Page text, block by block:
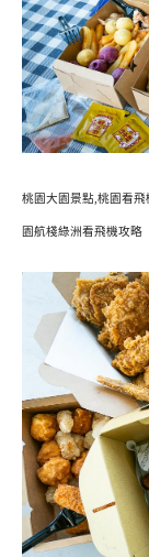
桃園大園景點,桃園看
園航棧綠洲看飛機攻略